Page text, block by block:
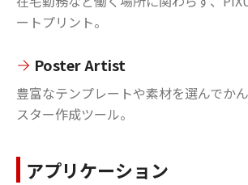
ートプリント。
Poster Artist
豊富なテンプレートや素材を選んでか
スター作成ツール。
アプリケーション